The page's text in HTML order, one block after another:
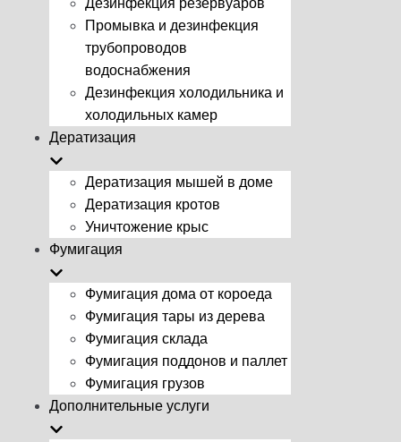
Дезинфекция резервуаров
Промывка и дезинфекция
трубопроводов
водоснабжения
Дезинфекция холодильника и
холодильных камер
Дератизация
Дератизация мышей в доме
Дератизация кротов
Уничтожение крыс
Фумигация
Фумигация дома от короеда
Фумигация тары из дерева
Фумигация склада
Фумигация поддонов и паллет
Фумигация грузов
Дополнительные услуги